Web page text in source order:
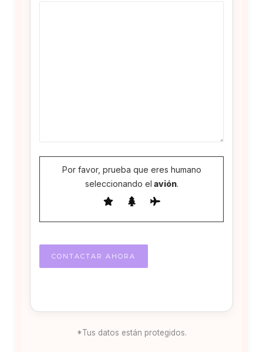
Por favor, prueba que eres humano
seleccionando el avión.
*Tus datos están protegidos.